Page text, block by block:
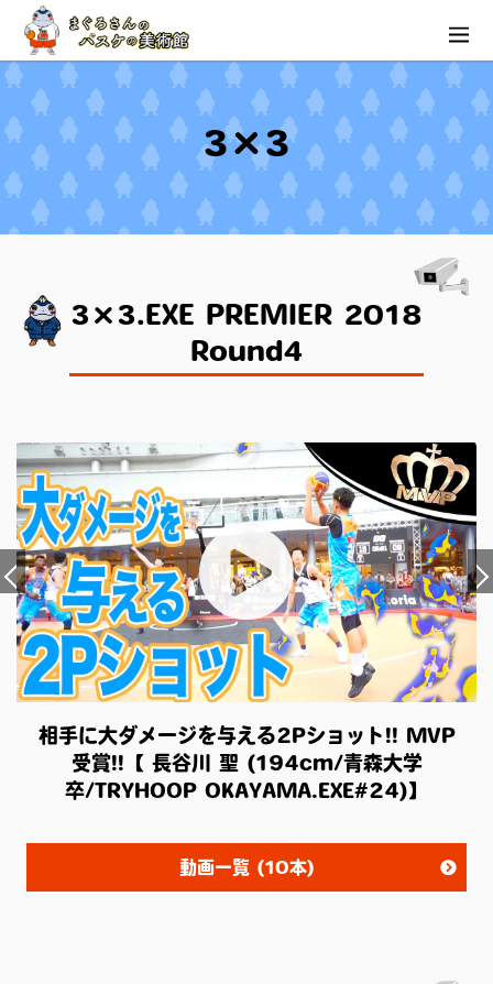
3×3
3×3.EXE PREMIER 2018
Round4
相手に大ダメージを与える2Pショット!! MVP
受賞!!【 長谷川 聖 (194cm/青森大学
卒/TRYHOOP OKAYAMA.EXE#24)】
動画一覧 (10本)